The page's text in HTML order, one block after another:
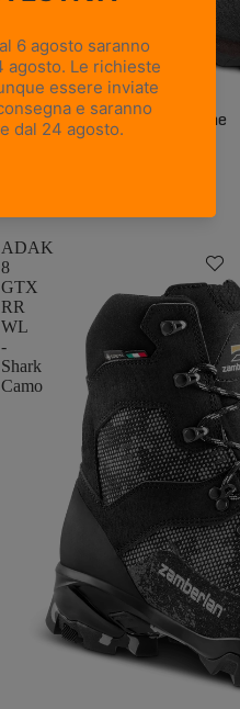
CORMONS GTX WL - Marrone
Scuro/Arancio
ADAK
8
GTX
RR
WL
-
Shark
Camo